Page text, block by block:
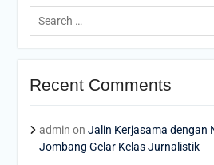
Search
for:
Recent Comments
admin on Jalin Kerjasama dengan
Jombang Gelar Kelas Jurnalistik